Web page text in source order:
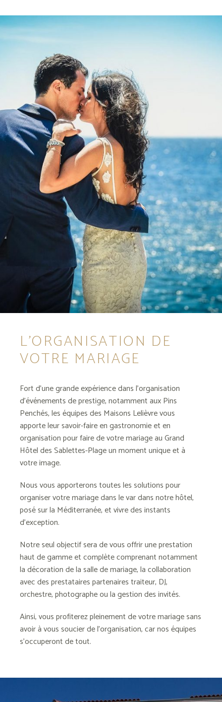
L’ORGANISATION DE
VOTRE MARIAGE
Fort d’une grande expérience dans l’organisation
d’événements de prestige, notamment aux Pins
Penchés, les équipes des Maisons Lelièvre vous
apporte leur savoir-faire en gastronomie et en
organisation pour faire de votre mariage au Grand
Hôtel des Sablettes-Plage un moment unique et à
votre image.
Nous vous apporterons toutes les solutions pour
organiser votre mariage dans le vardans notre hôtel,
posé sur la Méditerranée, et vivre des instants
d’exception.
Notre seul objectif sera de vous offrir une prestation
haut de gamme et complète comprenant notamment
la décoration dela salle de mariage, la collaboration
avec des prestataires partenaires traiteur, DJ,
orchestre, photographe ou la gestion des invités.
Ainsi, vous profiterez pleinement de votre mariage sans
avoir à vous soucier de l’organisation, car nos équipes
s’occuperont de tout.